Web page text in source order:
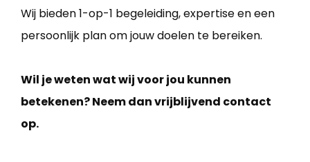
Wij bieden 1-op-1 begeleiding, expertise en een
persoonlijk plan om jouw doelen te bereiken.
Wil je weten wat wij voor jou kunnen
betekenen? Neem dan vrijblijvend contact
op.